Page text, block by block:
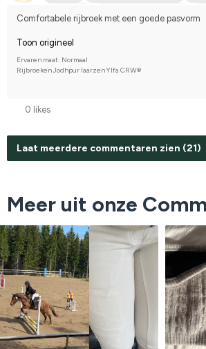
Compete on hobby-level
Comfortabele rijbroek met een goede pasvorm
Toon origineel
Ervaren maat: Normaal
Rijbroeken Jodhpur laarzen Ylfa CRW®
0 likes
Laat meerdere commentaren zien (21)
Meer uit onze